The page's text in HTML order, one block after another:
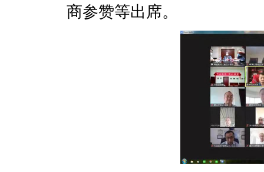
商参赞等出席。